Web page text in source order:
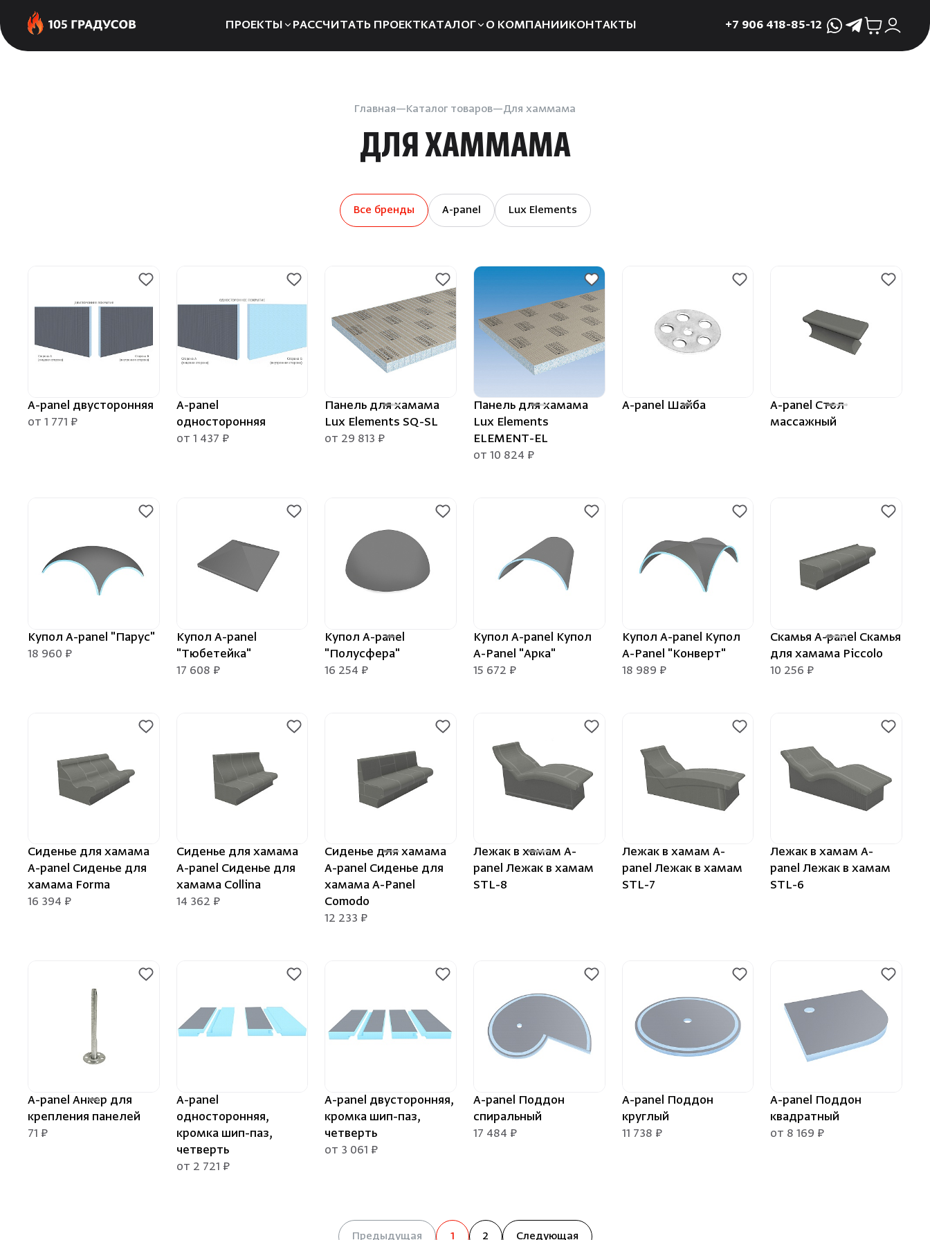
ПРОЕКТЫ РАССЧИТАТЬ ПРОЕКТКАТАЛОГ
Пульты управления
Двери
Купели
Облицовка и порталы
SPA-оборудование
Аксессуары
Ароматы
Интерьер
Инфракрасные сауны
Лёдогенераторы
Пародушевые
О КОМПАНИИКОНТАКТЫ +7 906 418-85-12
WhatsApp
Telegram
Главная Каталог товаров Для хаммама
ДЛЯ ХАММАМА
Все бренды A-panel Lux Elements
A-panel двусторонняя
от 1 771 ₽
A-panel
односторонняя
от 1 437 ₽
Панель для хамама
Lux Elements SQ-SL
от 29 813 ₽
Панель для хамама
Lux Elements
ELEMENT-EL
от 10 824 ₽
A-panel Шайба
A-panel Стол
массажный
Купол A-panel "Парус"
18 960 ₽
Купол A-panel
"Тюбетейка"
17 608 ₽
Купол A-panel
"Полусфера"
16 254 ₽
Купол A-panel Купол
A-Panel "Арка"
15 672 ₽
Купол A-panel Купол
A-Panel "Конверт"
18 989 ₽
Скамья A-panel Скамья
для хамама Piccolo
10 256 ₽
Сиденье для хамама
A-panel Сиденье для
хамама Forma
16 394 ₽
Сиденье для хамама
A-panel Сиденье для
хамама Collina
14 362 ₽
Сиденье для хамама
A-panel Сиденье для
хамама A-Panel
Comodo
12 233 ₽
Лежак в хамам A-
panel Лежак в хамам
STL-8
Лежак в хамам A-
panel Лежак в хамам
STL-7
Лежак в хамам A-
panel Лежак в хамам
STL-6
A-panel Анкер для
крепления панелей
71 ₽
A-panel
односторонняя,
кромка шип-паз,
четверть
от 2 721 ₽
A-panel двусторонняя,
кромка шип-паз,
четверть
от 3 061 ₽
A-panel Поддон
спиральный
17 484 ₽
A-panel Поддон
круглый
11 738 ₽
A-panel Поддон
квадратный
от 8 169 ₽
Предыдущая 1 2 Следующая